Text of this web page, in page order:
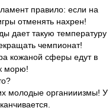
правило: если на
отменять нахрен!
дает такую температуру
чемпионат!
кожаной сферы едут в
морю!
молодые органииизмы! У